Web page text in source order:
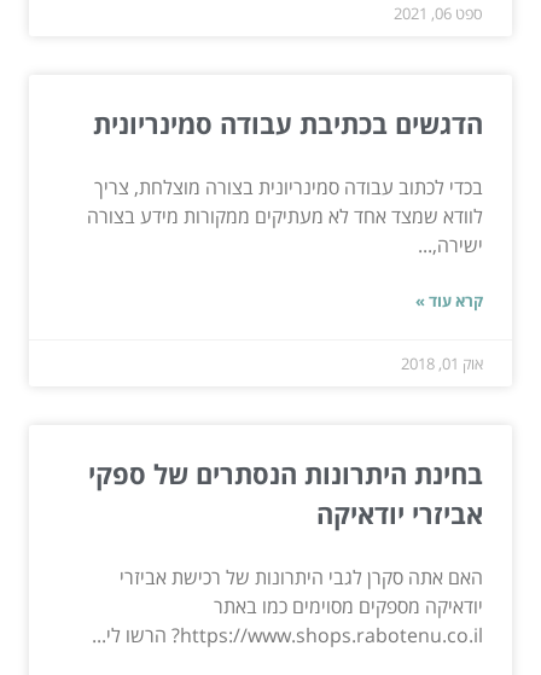
ספט 06, 2021
הדגשים בכתיבת עבודה סמינריונית
בכדי לכתוב עבודה סמינריונית בצורה מוצלחת, צריך
לוודא שמצד אחד לא מעתיקים ממקורות מידע בצורה
ישירה,...
קרא עוד »
אוק 01, 2018
בחינת היתרונות הנסתרים של ספקי
אביזרי יודאיקה
האם אתה סקרן לגבי היתרונות של רכישת אביזרי
יודאיקה מספקים מסוימים כמו באתר
https://www.shops.rabotenu.co.il? הרשו לי...